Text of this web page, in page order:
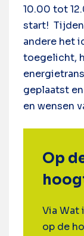
10.00 tot
start!
andere het
toegelicht,
geplaatst
en wensen
Op
Via Wat
op de